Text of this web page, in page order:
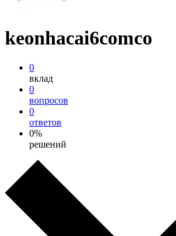
keonhacai6comco
0
вклад
0
вопросов
0
ответов
0%
решений